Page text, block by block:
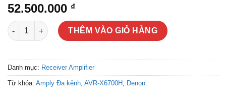
52.500.000 ₫
Denon AVR-X6700H, 8K Ultra HD 11.2 Channel số lượng
THÊM VÀO GIỎ HÀNG
Danh mục: Receiver Amplifier
Từ khóa: Amply Đa kênh AVR-X6700H Denon